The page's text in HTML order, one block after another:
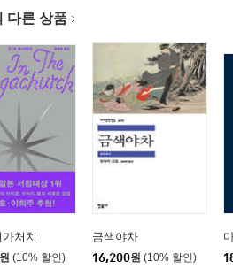
다른 상품
처치
원 (10% 할인)
금색야차
16,200원 (10% 할인)